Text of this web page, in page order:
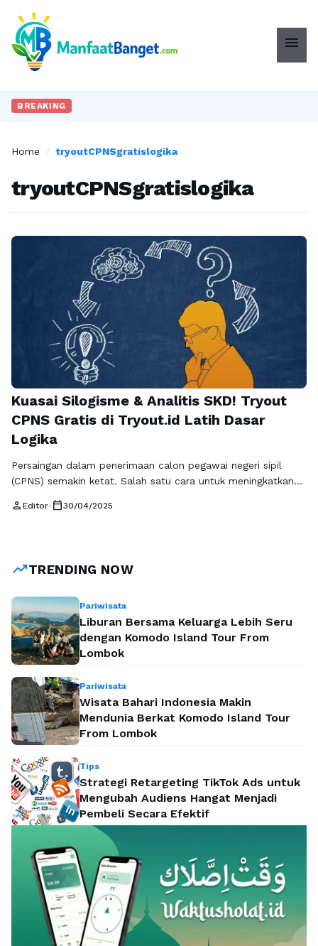
menu
BREAKING
Home / tryoutCPNSgratislogika
tryoutCPNSgratislogika
Kuasai Silogisme & Analitis SKD! Tryout
CPNS Gratis di Tryout.id Latih Dasar
Logika
Persaingan dalam penerimaan calon pegawai negeri sipil
(CPNS) semakin ketat. Salah satu cara untuk meningkatkan
secara matang, terutama dalam hal kemampuan logika.
membantu Anda …Baca Selengkapnya
person Editor• calendar_today30/04/2025
trending_upTRENDING NOW
Pariwisata
Liburan Bersama Keluarga Lebih Seru
dengan Komodo Island Tour From
Lombok
Pariwisata
Wisata Bahari Indonesia Makin
Mendunia Berkat Komodo Island Tour
From Lombok
Tips
Strategi Retargeting TikTok Ads untuk
Mengubah Audiens Hangat Menjadi
Pembeli Secara Efektif